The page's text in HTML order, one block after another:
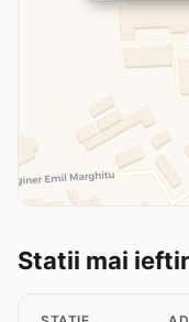
Statii mai